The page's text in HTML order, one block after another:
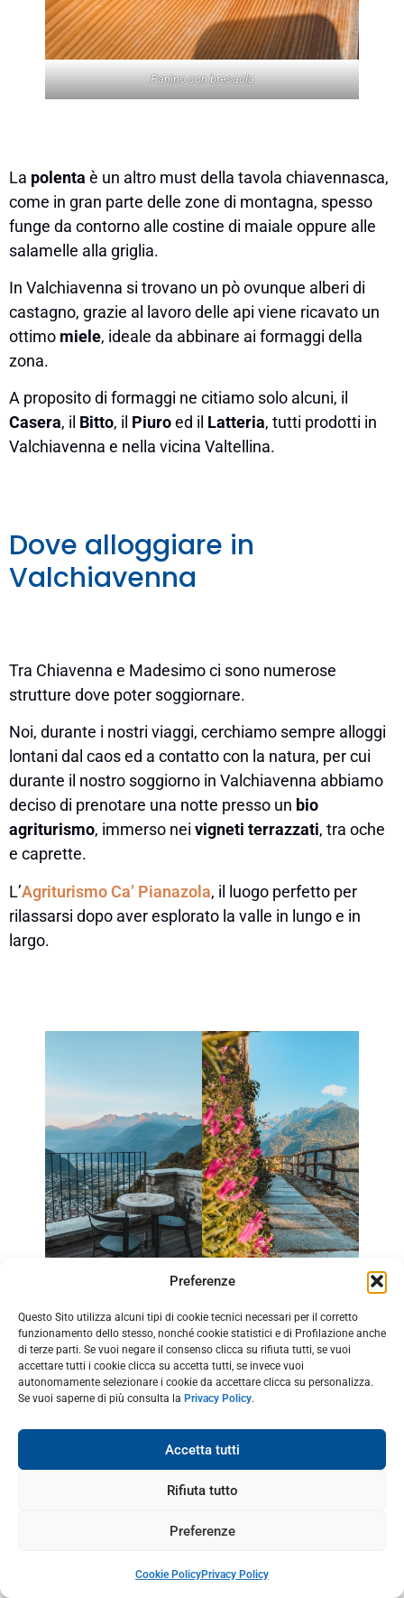
Preferenze
Questo Sito utilizza alcuni tipi di cookie tecnici necessari per il corretto
funzionamento dello stesso, nonché cookie statistici e di Profilazione anche
di terze parti. Se vuoi negare il consenso clicca su rifiuta tutti, se vuoi
accettare tutti i cookie clicca su accetta tutti, se invece vuoi
autonomamente selezionare i cookie da accettare clicca su personalizza.
Se vuoi saperne di più consulta la Privacy Policy.
Accetta tutti
Rifiuta tutto
Preferenze
Cookie PolicyPrivacy Policy
Panino con bresaola
La polenta è un altro must della tavola chiavennasca,
come in gran parte delle zone di montagna, spesso
funge da contorno alle costine di maiale oppure alle
salamelle alla griglia.
In Valchiavenna si trovano un pò ovunque alberi di
castagno, grazie al lavoro delle api viene ricavato un
ottimo miele, ideale da abbinare ai formaggi della
zona.
A proposito di formaggi ne citiamo solo alcuni, il
Casera, il Bitto, il Piuroed il Latteria, tutti prodotti in
Valchiavenna e nella vicina Valtellina.
Dove alloggiare in
Valchiavenna
Tra Chiavenna e Madesimo ci sono numerose
strutture dove poter soggiornare.
Noi, durante i nostri viaggi, cerchiamo sempre alloggi
lontani dal caos ed a contatto con la natura, per cui
durante il nostro soggiorno in Valchiavenna abbiamo
deciso di prenotare una notte presso un bio
agriturismo, immerso nei vigneti terrazzati, tra oche
e caprette.
L’Agriturismo Ca’ Pianazola, il luogo perfetto per
rilassarsi dopo aver esplorato la valle in lungo e in
largo.
Vista dalla terrazza della
camera
Panorama dall’agriturismo
Posto in posizione panoramica in
ha poche camere tutte realizzate in legno, che
godono di una vista meravigliosa sulla Valchiavenna e
prodotto direttamente dai proprietari